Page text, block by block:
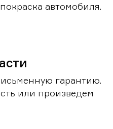
автомобиля.
гарантию.
или произведем